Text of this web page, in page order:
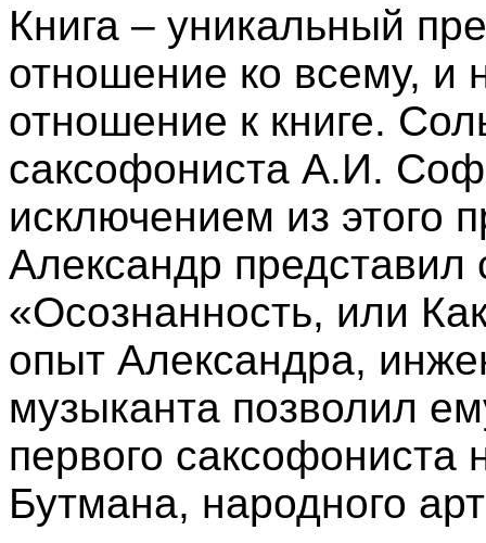
Книга – уникальный
отношение ко всему, и
отношение к книге.
саксофониста А.И.
исключением из этого
Александр представил
«Осознанность, или
опыт Александра,
музыканта позволил
первого
Бутмана, народного